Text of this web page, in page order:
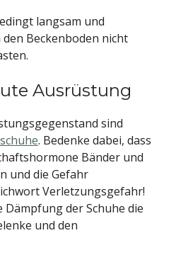
langsam und
Beckenboden nicht
Ausrüstung
sind
. Bedenke dabei, dass
Bänder und
und die Gefahr
Verletzungsgefahr!
der Schuhe die
und den